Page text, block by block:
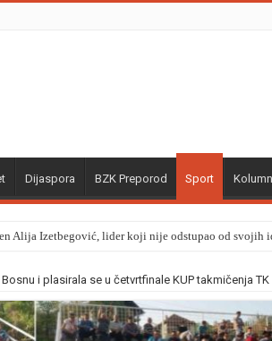
Dijaspora BZK Preporod Sport
Alija Izetbegović, lider koji nije odstupao od svojih
i plasirala se u četvrtfinale KUP takmičenja TK